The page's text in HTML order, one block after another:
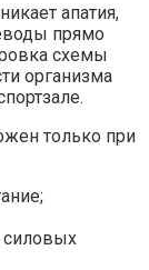
апатия,
прямо
схемы
организма
только при
силовых